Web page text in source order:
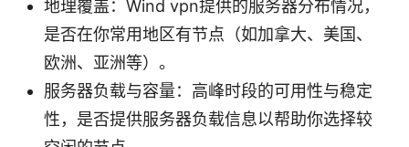
地理覆盖：Wind vpn提供的服务器分布情况，
是否在你常用地区有节点（如加拿大、美国、
欧洲、亚洲等）。
服务器负载与容量：高峰时段的可用性与稳定
性，是否提供服务器负载信息以帮助你选择较